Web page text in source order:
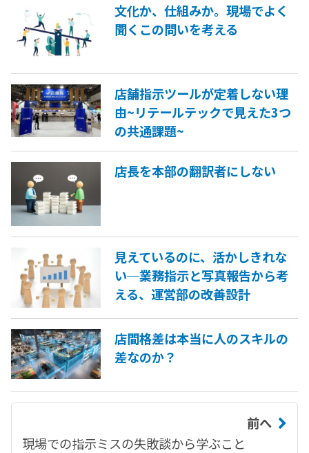
文化か、仕組みか。現場でよく
聞くこの問いを考える
店舗指示ツールが定着しない理
由~リテールテックで見えた3つ
の共通課題~
店長を本部の翻訳者にしない
見えているのに、活かしきれな
い─業務指示と写真報告から考
える、運営部の改善設計
店間格差は本当に人のスキルの
差なのか？
前へ
現場での指示ミスの失敗談から学ぶこと